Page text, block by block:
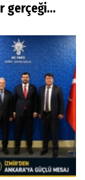
gerçeği...